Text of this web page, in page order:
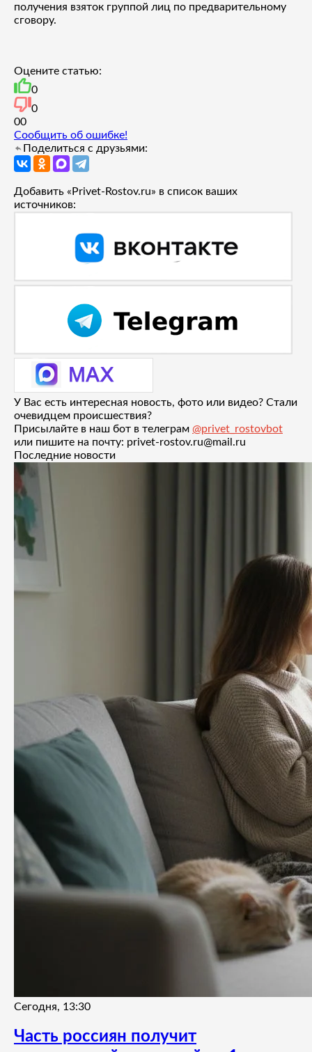
получения взяток группой лиц по предварительному
сговору.
Оцените статью:
0
0
00
Сообщить об ошибке!
Поделиться с друзьями:
Добавить «Privet-Rostov.ru» в список ваших
источников:
У Вас есть интересная новость, фото или видео? Стали
очевидцем происшествия?
Присылайте в наш бот в телеграм @privet_rostovbot
или пишите на почту: privet-rostov.ru@mail.ru
Последние новости
Сегодня, 13:30
Часть россиян получит